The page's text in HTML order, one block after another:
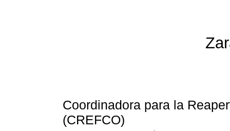
Coordinadora para la
(CREFCO)